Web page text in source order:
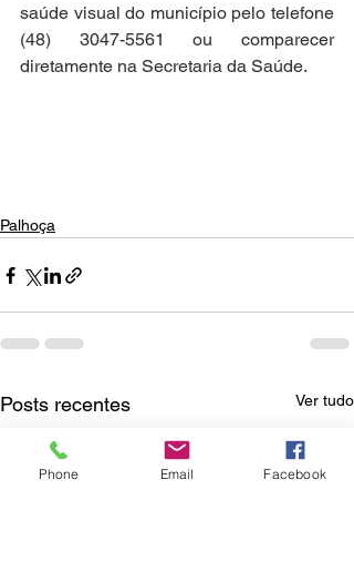
saúde visual do município pelo telefone
(48) 3047-5561 ou comparecer
diretamente na Secretaria da Saúde.
Palhoça
Posts recentes Ver tudo
Phone Email Facebook